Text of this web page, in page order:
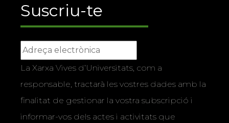
Suscriu-te
La Xarxa Vives d’Universitats, com a
responsable, tractarà les vostres dades amb la
finalitat de gestionar la vostra subscripció i
informar-vos dels actes i activitats que